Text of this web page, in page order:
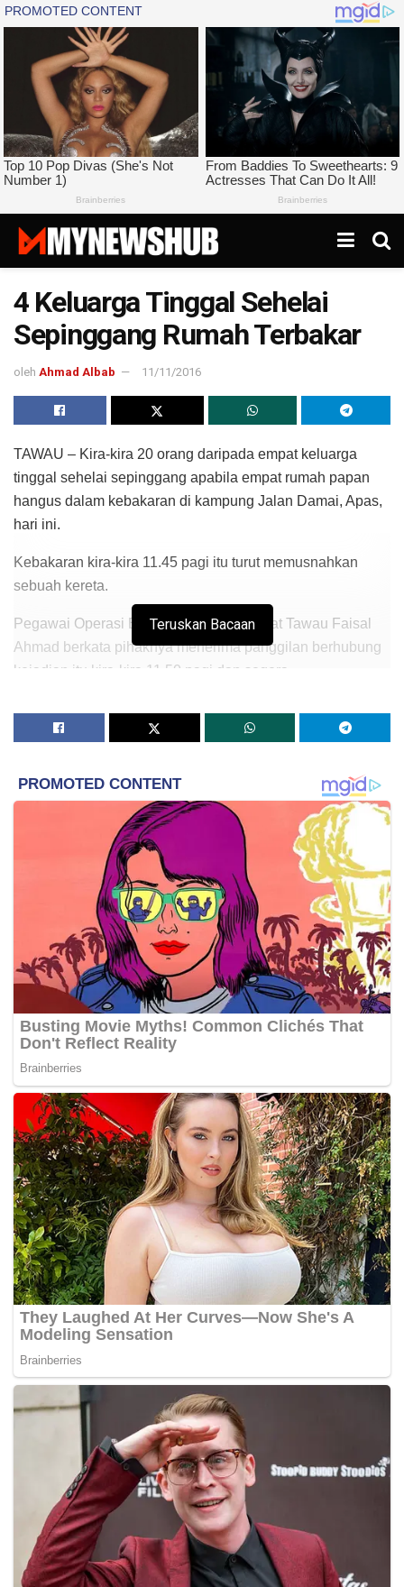
4 Keluarga Tinggal Sehelai
Sepinggang Rumah Terbakar
oleh Ahmad Albab 11/11/2016
TAWAU – Kira-kira 20 orang daripada empat keluarga
tinggal sehelai sepinggang apabila empat rumah papan
hangus dalam kebakaran di kampung Jalan Damai, Apas,
hari ini.
Kebakaran kira-kira 11.45 pagi itu turut memusnahkan
sebuah kereta.
Pegawai Operasi Bomba dan Penyelamat Tawau Faisal
Ahmad berkata pihaknya menerima panggilan berhubung
kejadian itu kira-kira 11.50 pagi dan segera
“Ketika bomba sampai, api sedang marak namun mereka
dalam masa setengah jam,” katanya dalam kenyataan di
sini.
Faisal berkata tiada kemalangan jiwa dilaporkan berlaku
dalam kejadian itu.
Tinjauan Bernama mendapati penduduk kampung sedaya
upaya membantu memadamkan kebakaran daripada
merebak ke rumah jiran sementara menunggu ketibaan
bomba.
Bomba menganggarkan kerugian kebakaran RM170,000.
– BERNAMA
Teruskan Bacaan
Tags: Bomba kebakaran